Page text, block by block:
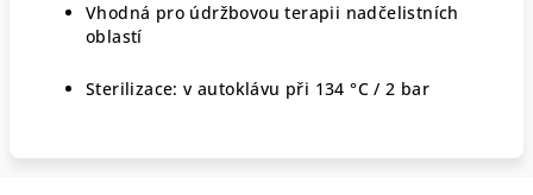
Vhodná pro údržbovou terapii nadčelistních
oblastí
Sterilizace: v autoklávu při 134 °C / 2 bar